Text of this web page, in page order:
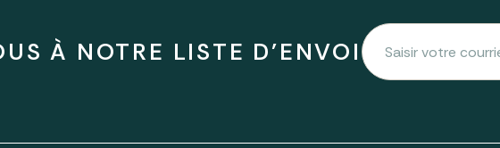
À NOTRE LISTE D'ENVOI